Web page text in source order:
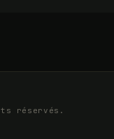
réservés.